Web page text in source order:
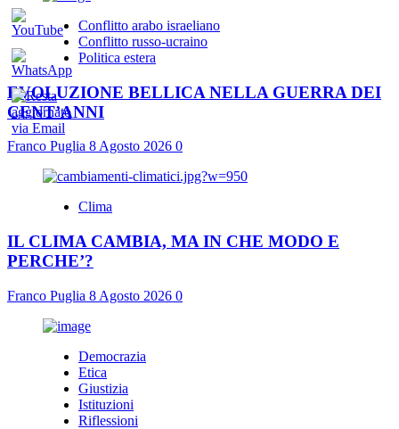
Conflitto arabo israeliano
Conflitto russo-ucraino
Politica estera
EVOLUZIONE BELLICA NELLA GUERRA DEI
CENT’ANNI
Franco Puglia 8 Agosto 2026 0
Clima
IL CLIMA CAMBIA, MA IN CHE MODO E
PERCHE’?
Franco Puglia 8 Agosto 2026 0
Democrazia
Etica
Giustizia
Istituzioni
Riflessioni